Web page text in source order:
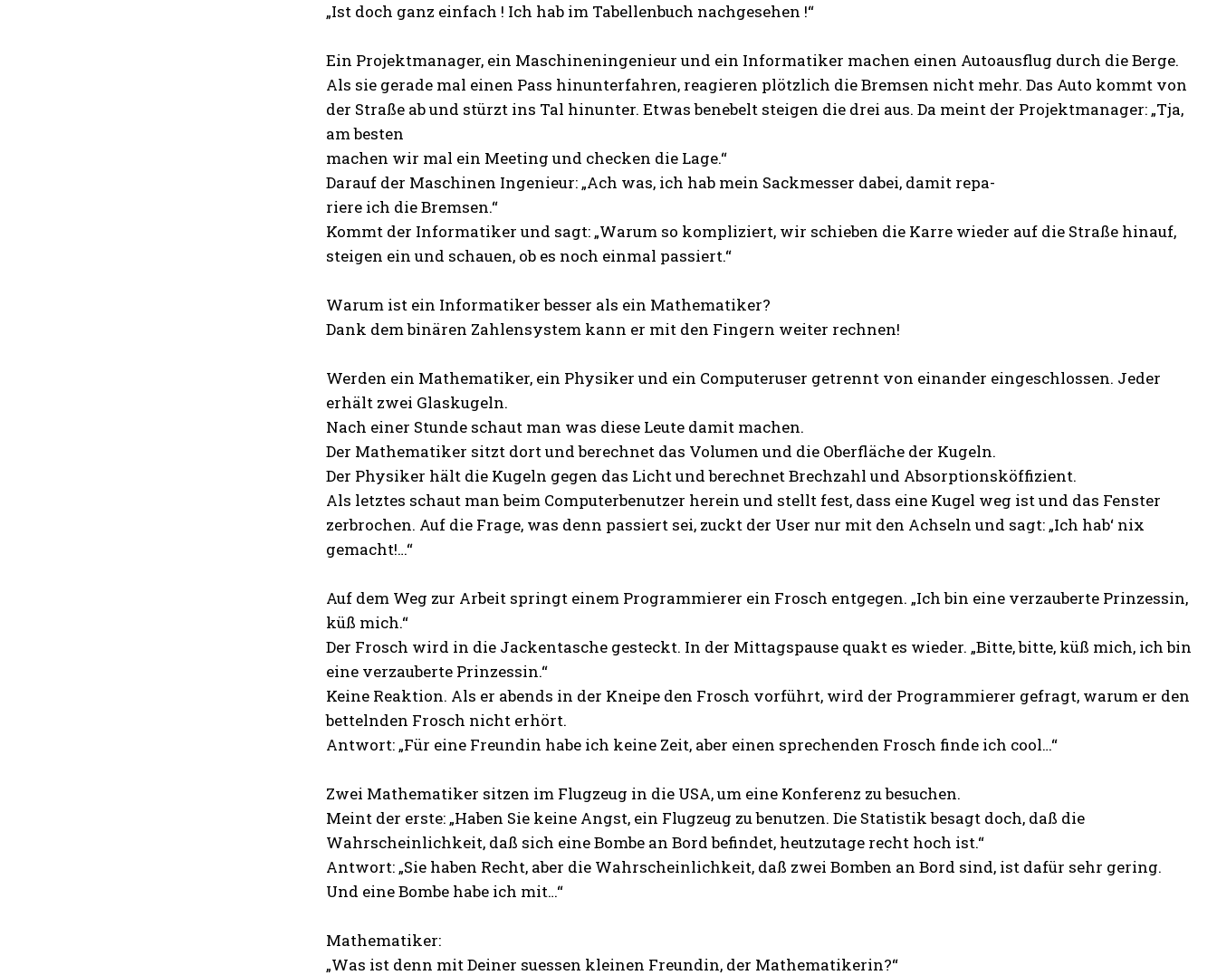
„Ist doch ganz einfach ! Ich hab im Tabellenbuch nachgesehen !“
Ein Projektmanager, ein Maschineningenieur und ein Informatiker machen einen Autoausflug durch die Berge.
Als sie gerade mal einen Pass hinunterfahren, reagieren plötzlich die Bremsen nicht mehr. Das Auto kommt von
der Straße ab und stürzt ins Tal hinunter. Etwas benebelt steigen die drei aus. Da meint der Projektmanager: „Tja,
am besten
machen wir mal ein Meeting und checken die Lage.“
Darauf der Maschinen Ingenieur: „Ach was, ich hab mein Sackmesser dabei, damit repa-
riere ich die Bremsen.“
Kommt der Informatiker und sagt: „Warum so kompliziert, wir schieben die Karre wieder auf die Straße hinauf,
steigen ein und schauen, ob es noch einmal passiert.“
Warum ist ein Informatiker besser als ein Mathematiker?
Dank dem binären Zahlensystem kann er mit den Fingern weiter rechnen!
Werden ein Mathematiker, ein Physiker und ein Computeruser getrennt von einander eingeschlossen. Jeder
erhält zwei Glaskugeln.
Nach einer Stunde schaut man was diese Leute damit machen.
Der Mathematiker sitzt dort und berechnet das Volumen und die Oberfläche der Kugeln.
Der Physiker hält die Kugeln gegen das Licht und berechnet Brechzahl und Absorptionsköffizient.
Als letztes schaut man beim Computerbenutzer herein und stellt fest, dass eine Kugel weg ist und das Fenster
zerbrochen. Auf die Frage, was denn passiert sei, zuckt der User nur mit den Achseln und sagt: „Ich hab‘ nix
gemacht!…“
Auf dem Weg zur Arbeit springt einem Programmierer ein Frosch entgegen. „Ich bin eine verzauberte Prinzessin,
küß mich.“
Der Frosch wird in die Jackentasche gesteckt. In der Mittagspause quakt es wieder. „Bitte, bitte, küß mich, ich bin
eine verzauberte Prinzessin.“
Keine Reaktion. Als er abends in der Kneipe den Frosch vorführt, wird der Programmierer gefragt, warum er den
bettelnden Frosch nicht erhört.
Antwort: „Für eine Freundin habe ich keine Zeit, aber einen sprechenden Frosch finde ich cool…“
Zwei Mathematiker sitzen im Flugzeug in die USA, um eine Konferenz zu besuchen.
Meint der erste: „Haben Sie keine Angst, ein Flugzeug zu benutzen. Die Statistik besagt doch, daß die
Wahrscheinlichkeit, daß sich eine Bombe an Bord befindet, heutzutage recht hoch ist.“
Antwort: „Sie haben Recht, aber die Wahrscheinlichkeit, daß zwei Bomben an Bord sind, ist dafür sehr gering.
Und eine Bombe habe ich mit…“
Mathematiker:
„Was ist denn mit Deiner suessen kleinen Freundin, der Mathematikerin?“